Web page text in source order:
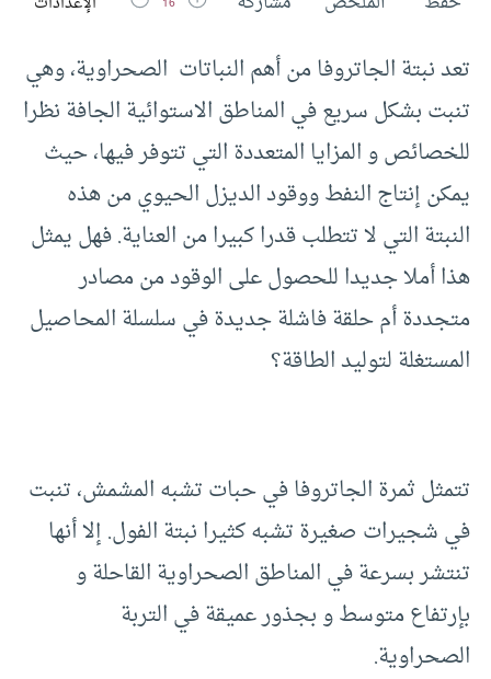
تعد نبتة الجاتروفا من أهم النباتات الصحراوية، وهي
تنبت بشكل سريع في المناطق الاستوائية الجافة نظرا
للخصائص و المزايا المتعددة التي تتوفر فيها، حيث
يمكن إنتاج النفط ووقود الديزل الحيوي من هذه
النبتة التي لا تتطلب قدرا كبيرا من العناية. فهل يمثل
هذا أملا جديدا للحصول على الوقود من مصادر
متجددة أم حلقة فاشلة جديدة في سلسلة المحاصيل
المستغلة لتوليد الطاقة؟
تتمثل ثمرة الجاتروفا في حبات تشبه المشمش، تنبت
في شجيرات صغيرة تشبه كثيرا نبتة الفول. إلا أنها
تنتشر بسرعة في المناطق الصحراوية القاحلة و
بإرتفاع متوسط و بجذور عميقة في التربة
الصحراوية.